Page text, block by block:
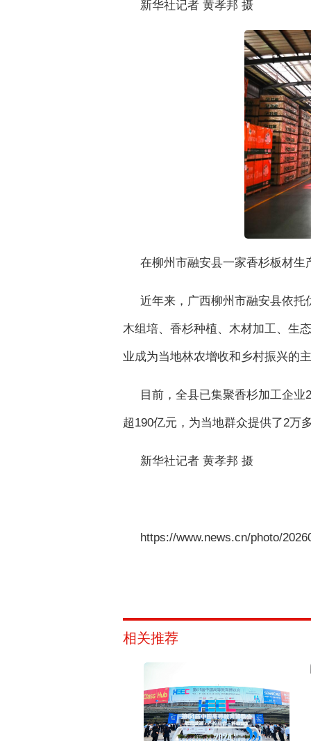
新华社记者 黄孝邦 摄
在柳州市融安县一家香杉板材
近年来，广西柳州市融安县依
木组培、香杉种植、木材加工、生
业成为当地林农增收和乡村振兴的
目前，全县已集聚香杉加工企
超190亿元，为当地群众提供了2万
新华社记者 黄孝邦 摄
https://www.news.cn/photo/
相关推荐